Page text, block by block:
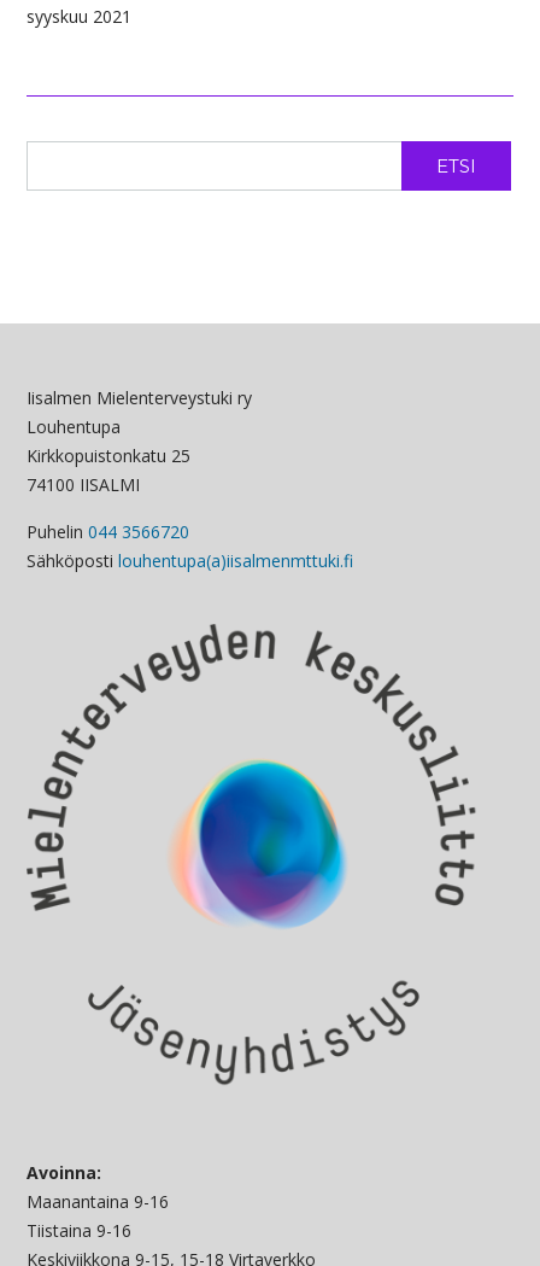
syyskuu 2021
ETSI
Iisalmen Mielenterveystuki ry
Louhentupa
Kirkkopuistonkatu 25
74100 IISALMI
Puhelin 044 3566720
Sähköposti louhentupa(a)iisalmenmttuki.fi
Avoinna:
Maanantaina 9-16
Tiistaina 9-16
Keskiviikkona 9-15, 15-18 Virtaverkko